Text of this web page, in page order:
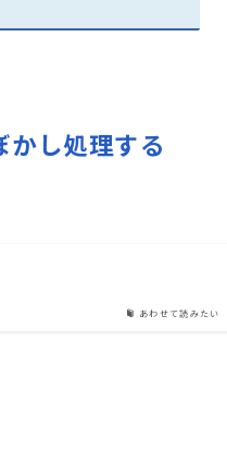
し処理する
あわせて読みたい